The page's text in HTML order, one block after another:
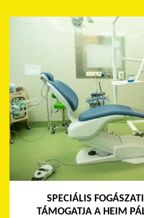
SPECIÁLIS
TÁMOGATJA A HEIM